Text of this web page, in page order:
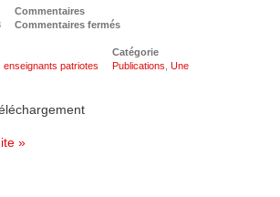
Commentaires
Commentaires fermés
enseignants patriotes
Catégorie
Publications Une
»